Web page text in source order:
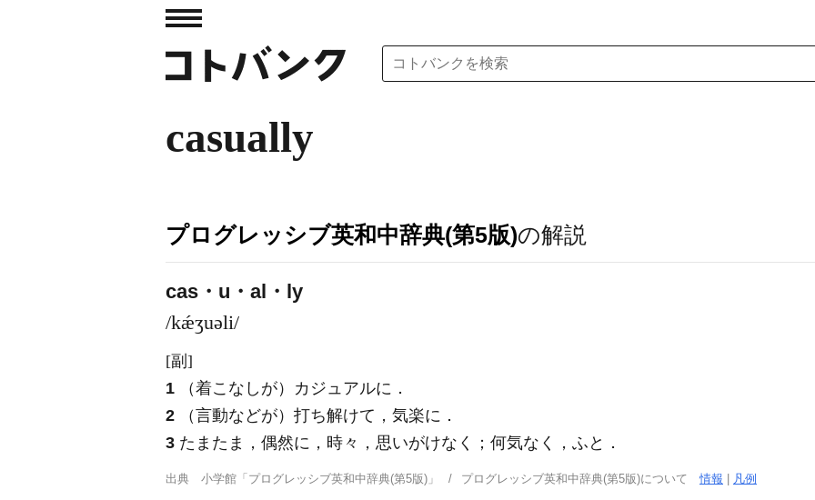
casually
プログレッシブ英和中辞典(第5版)の解説
cas・u・al・ly
/kǽʒuəli/
[副]
1 （着こなしが）カジュアルに ．
2 （言動などが）打ち解けて，気楽に ．
3 たまたま，偶然に，時々，思いがけなく；何気なく，ふと ．
出典 小学館「プログレッシブ英和中辞典(第5版)」 プログレッシブ英和中辞典(第5版)について情報 凡例